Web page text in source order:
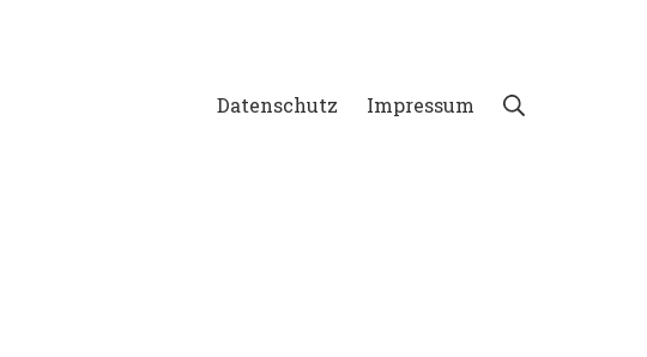
Datenschutz Impressum